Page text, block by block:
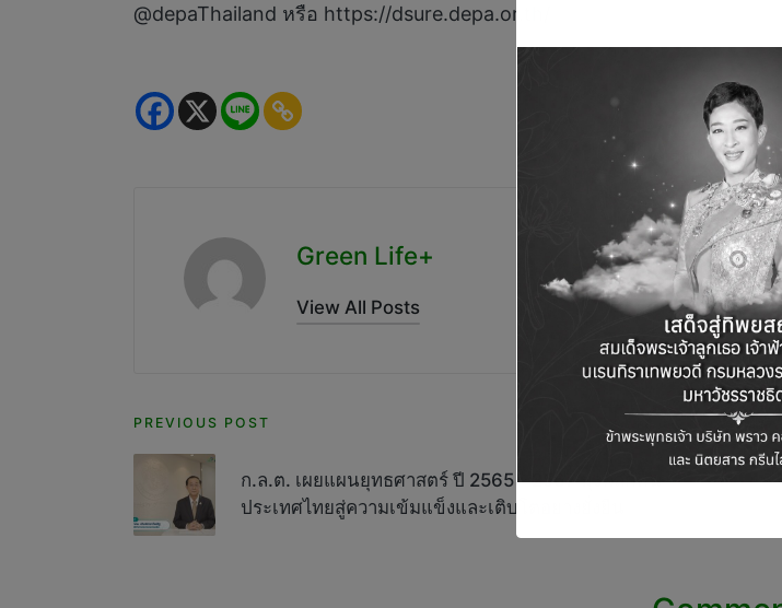
@depaThailand หรือ https://dsure.depa.or.th/
Green Life+
View All Posts
Post
navigation
PREVIOUS POST
ก.ล.ต. เผยแผนยุทธศาสตร์ ปี 2565 – 2567 มุ่งพลิกฟื้น
ประเทศไทยสู่ความเข้มแข็งและเติบโตอย่างยั่งยืน